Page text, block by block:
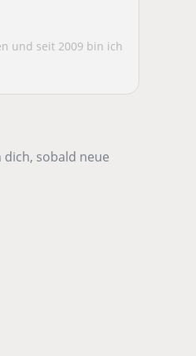
und seit 2009 bin ich
dich, sobald neue